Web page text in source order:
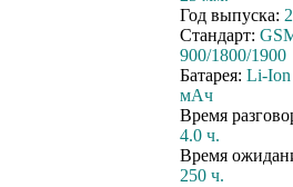
Год выпуска:
Стандарт:
900/1800/1900
Батарея: Li-Ion
мАч
Время
4.0 ч.
Время
250 ч.